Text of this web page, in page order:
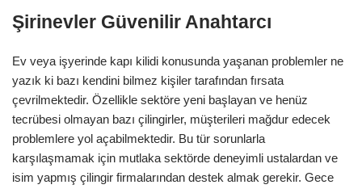
Şirinevler Güvenilir Anahtarcı
Ev veya işyerinde kapı kilidi konusunda yaşanan problemler ne
yazık ki bazı kendini bilmez kişiler tarafından fırsata
çevrilmektedir. Özellikle sektöre yeni başlayan ve henüz
tecrübesi olmayan bazı çilingirler, müşterileri mağdur edecek
problemlere yol açabilmektedir. Bu tür sorunlarla
karşılaşmamak için mutlaka sektörde deneyimli ustalardan ve
isim yapmış çilingir firmalarından destek almak gerekir. Gece